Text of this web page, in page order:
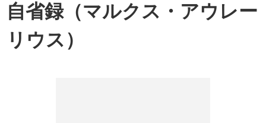
自省録（マルクス・アウレー
リウス）